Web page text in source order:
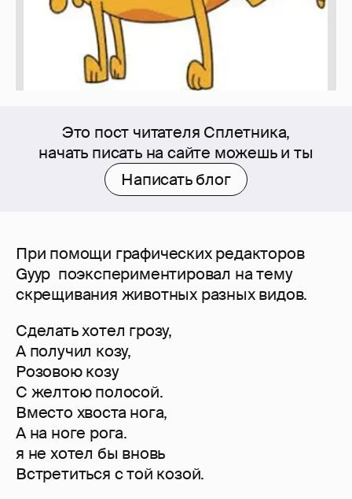
Это пост читателя Сплетника,
начать писать на сайте можешь и ты
Написать блог
При помощи графических редакторов
Gyyp поэкспериментировал на тему
скрещивания животных разных видов.
Сделать хотел грозу,
А получил козу,
Розовою козу
С желтою полосой.
Вместо хвоста нога,
А на ноге рога.
я не хотел бы вновь
Встретиться с той козой.